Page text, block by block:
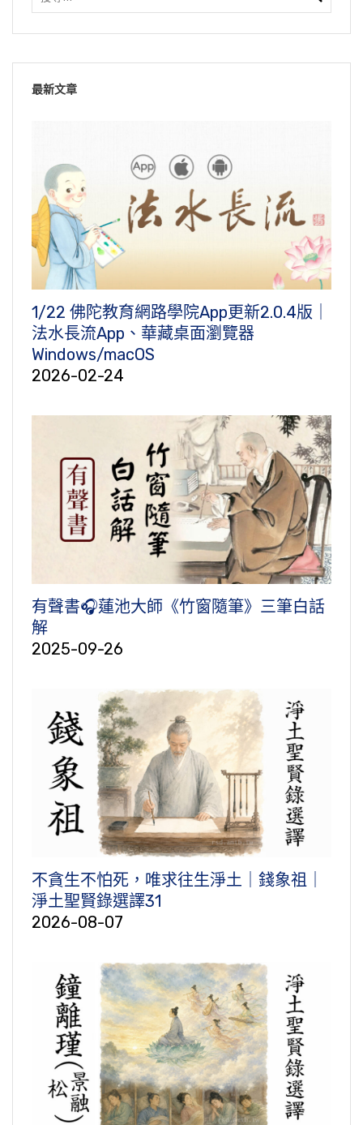
最新文章
1/22 佛陀教育網路學院App更新2.0.4版｜
法水長流App、華藏桌面瀏覽器
Windows/macOS
2026-02-24
有聲書🎧蓮池大師《竹窗隨筆》三筆白話
解
2025-09-26
不貪生不怕死，唯求往生淨土｜錢象祖｜
淨土聖賢錄選譯31
2026-08-07